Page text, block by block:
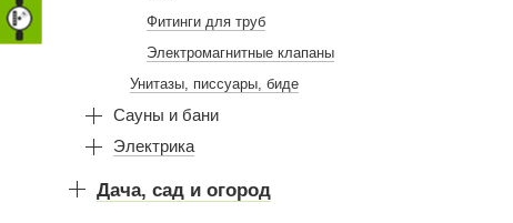
Фитинги для труб
Электромагнитные клапаны
Унитазы, писсуары, биде
Сауны и бани
Электрика
Дача, сад и огород